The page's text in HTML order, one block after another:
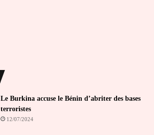
Le Burkina accuse le Bénin d’abriter des bases
terroristes
12/07/2024